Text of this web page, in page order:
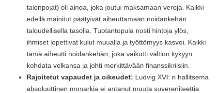
talonpojat) oli ainoa, joka joutui maksamaan veroja. Kaikki
edellä mainitut päätyivät aiheuttamaan noidankehän
taloudellisella tasolla. Tuotantopula nosti hintoja ylös,
ihmiset lopettivat kulut muualla ja työttömyys kasvoi. Kaikki
tämä aiheutti noidankehän, joka vaikutti valtion kykyyn
kohdata velkansa ja johti merkittävään finanssikriisiin.
Rajoitetut vapaudet ja oikeudet: Ludvig XVI: n hallitsema
absoluuttinen monarkia ei antanut muuta suvereniteettia